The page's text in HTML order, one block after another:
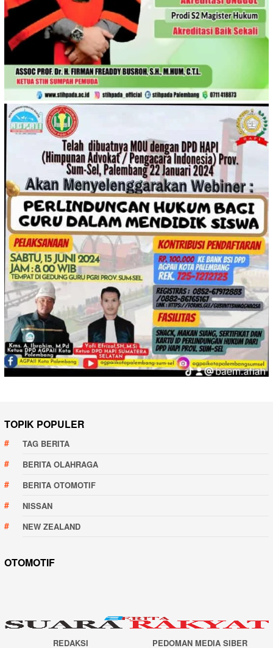
TOPIK POPULER
TAG BERITA
BERITA OLAHRAGA
BERITA OTOMOTIF
NISSAN
NEW ZEALAND
OTOMOTIF
REDAKSI PEDOMAN MEDIA SIBER